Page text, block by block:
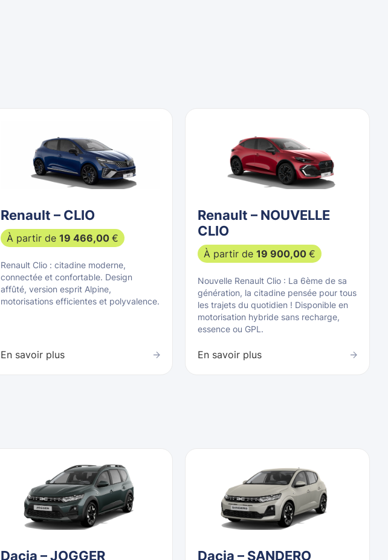
Renault – CLIO
À partir de 19 466,00 €
Renault Clio : citadine moderne,
connectée et confortable. Design
affûté, version esprit Alpine,
motorisations efficientes et polyvalence.
En savoir plus
Renault – NOUVELLE
CLIO
À partir de 19 900,00 €
Nouvelle Renault Clio : La 6ème de sa
génération, la citadine pensée pour tous
les trajets du quotidien ! Disponible en
motorisation hybride sans recharge,
essence ou GPL.
En savoir plus
Dacia – JOGGER Dacia – SANDERO